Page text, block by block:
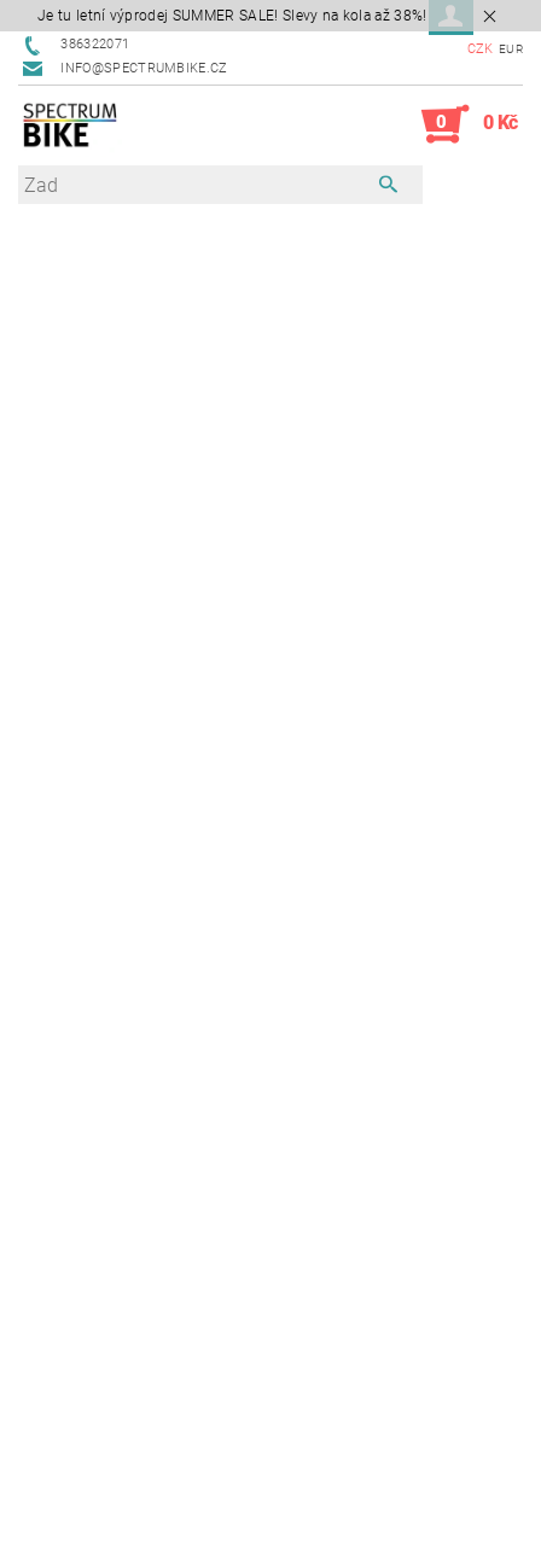
Je tu letní výprodej SUMMER SALE! Slevy na kola až 38%!
386322071
INFO@SPECTRUMBIKE.CZ
CZK EUR
0 0 Kč